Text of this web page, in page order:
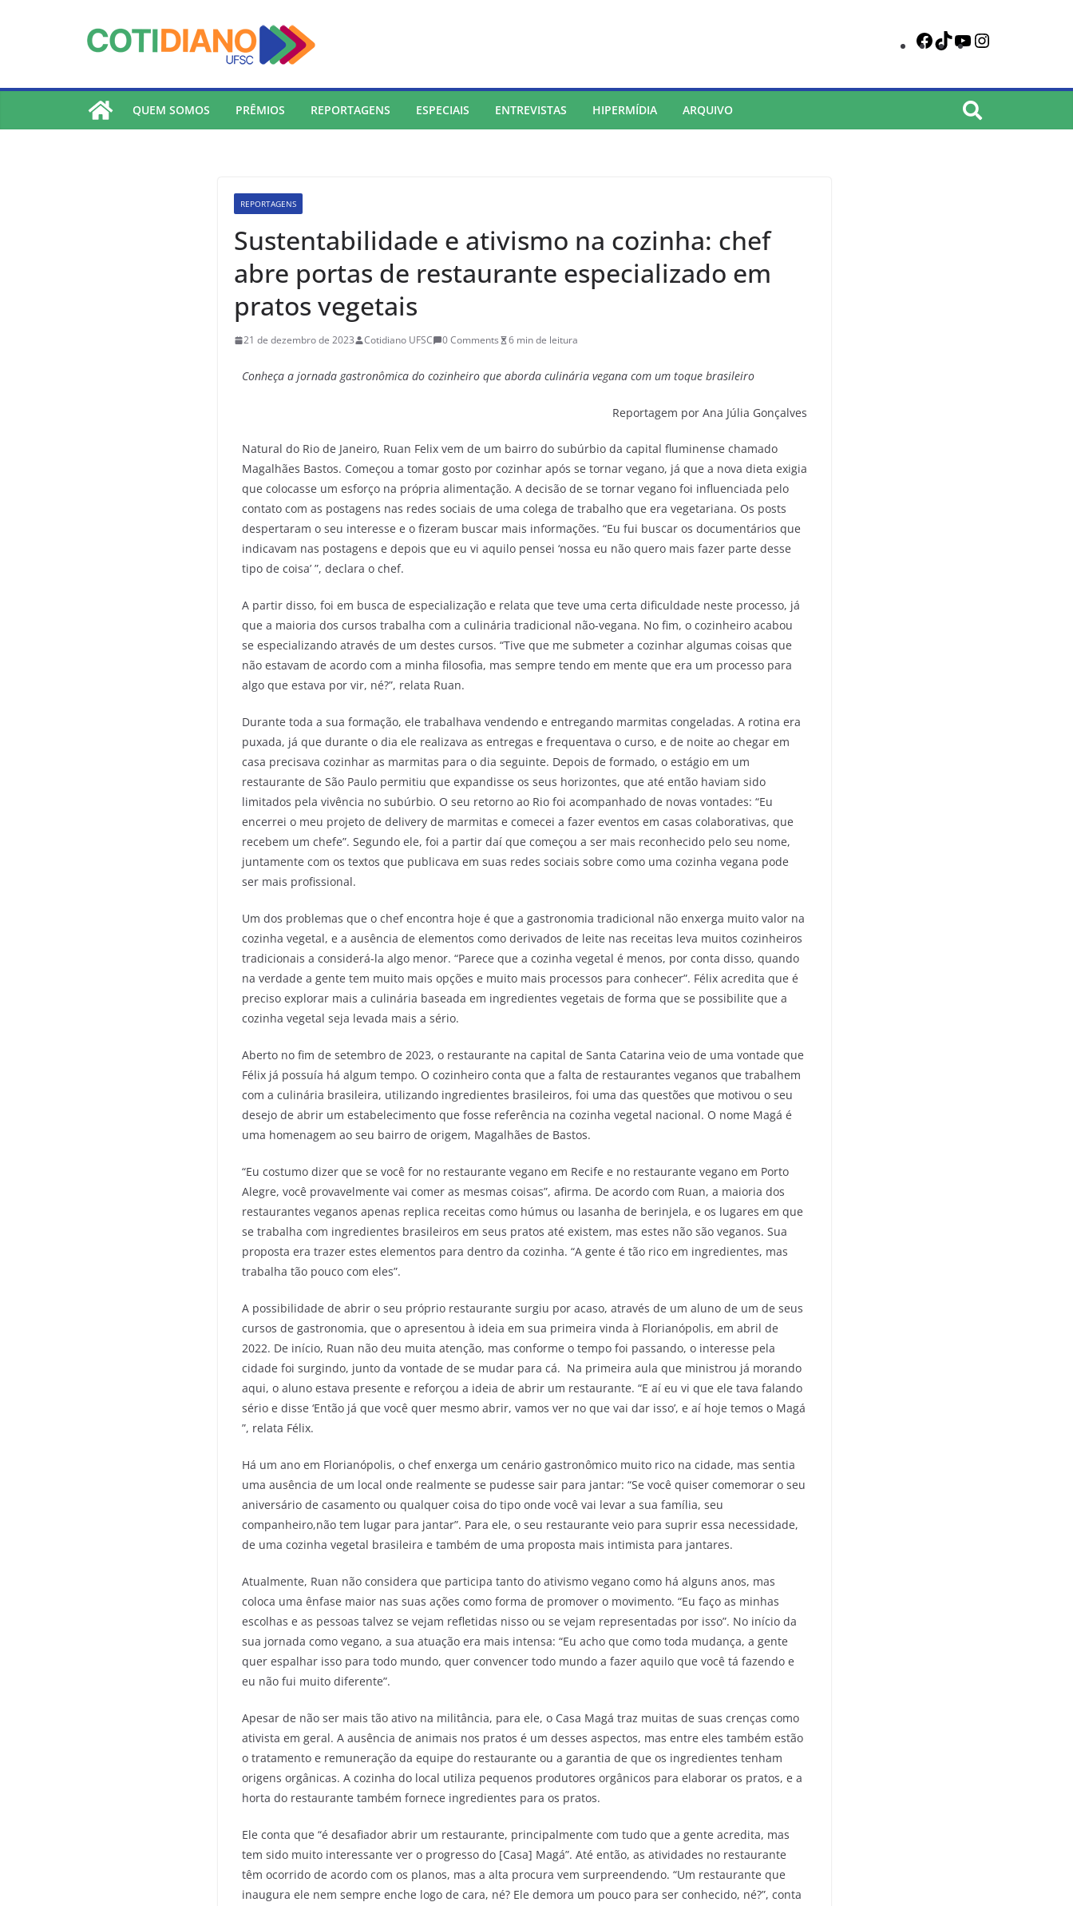
QUEM SOMOS PRÊMIOS REPORTAGENS ESPECIAIS ENTREVISTAS HIPERMÍDIA ARQUIVO
REPORTAGENS
Sustentabilidade e ativismo na cozinha: chef
abre portas de restaurante especializado em
pratos vegetais
21 de dezembro de 2023 Cotidiano UFSC 0 Comments 6 min de leitura
Conheça a jornada gastronômica do cozinheiro que aborda culinária vegana com um toque brasileiro
Reportagem por Ana Júlia Gonçalves
Natural do Rio de Janeiro, Ruan Felix vem de um bairro do subúrbio da capital fluminense chamado
Magalhães Bastos. Começou a tomar gosto por cozinhar após se tornar vegano, já que a nova dieta exigia
que colocasse um esforço na própria alimentação. A decisão de se tornar vegano foi influenciada pelo
contato com as postagens nas redes sociais de uma colega de trabalho que era vegetariana. Os posts
despertaram o seu interesse e o fizeram buscar mais informações. “Eu fui buscar os documentários que
indicavam nas postagens e depois que eu vi aquilo pensei ‘nossa eu não quero mais fazer parte desse
tipo de coisa’ ”, declara o chef.
A partir disso, foi em busca de especialização e relata que teve uma certa dificuldade neste processo, já
que a maioria dos cursos trabalha com a culinária tradicional não-vegana. No fim, o cozinheiro acabou
se especializando através de um destes cursos. “Tive que me submeter a cozinhar algumas coisas que
não estavam de acordo com a minha filosofia, mas sempre tendo em mente que era um processo para
algo que estava por vir, né?”, relata Ruan.
Durante toda a sua formação, ele trabalhava vendendo e entregando marmitas congeladas. A rotina era
puxada, já que durante o dia ele realizava as entregas e frequentava o curso, e de noite ao chegar em
casa precisava cozinhar as marmitas para o dia seguinte. Depois de formado, o estágio em um
restaurante de São Paulo permitiu que expandisse os seus horizontes, que até então haviam sido
limitados pela vivência no subúrbio. O seu retorno ao Rio foi acompanhado de novas vontades: “Eu
encerrei o meu projeto de delivery de marmitas e comecei a fazer eventos em casas colaborativas, que
recebem um chefe”. Segundo ele, foi a partir daí que começou a ser mais reconhecido pelo seu nome,
juntamente com os textos que publicava em suas redes sociais sobre como uma cozinha vegana pode
ser mais profissional.
Um dos problemas que o chef encontra hoje é que a gastronomia tradicional não enxerga muito valor na
cozinha vegetal, e a ausência de elementos como derivados de leite nas receitas leva muitos cozinheiros
tradicionais a considerá-la algo menor. “Parece que a cozinha vegetal é menos, por conta disso, quando
na verdade a gente tem muito mais opções e muito mais processos para conhecer”. Félix acredita que é
preciso explorar mais a culinária baseada em ingredientes vegetais de forma que se possibilite que a
cozinha vegetal seja levada mais a sério.
Aberto no fim de setembro de 2023, o restaurante na capital de Santa Catarina veio de uma vontade que
Félix já possuía há algum tempo. O cozinheiro conta que a falta de restaurantes veganos que trabalhem
com a culinária brasileira, utilizando ingredientes brasileiros, foi uma das questões que motivou o seu
desejo de abrir um estabelecimento que fosse referência na cozinha vegetal nacional. O nome Magá é
uma homenagem ao seu bairro de origem, Magalhães de Bastos.
“Eu costumo dizer que se você for no restaurante vegano em Recife e no restaurante vegano em Porto
Alegre, você provavelmente vai comer as mesmas coisas”, afirma. De acordo com Ruan, a maioria dos
restaurantes veganos apenas replica receitas como húmus ou lasanha de berinjela, e os lugares em que
se trabalha com ingredientes brasileiros em seus pratos até existem, mas estes não são veganos. Sua
proposta era trazer estes elementos para dentro da cozinha. “A gente é tão rico em ingredientes, mas
trabalha tão pouco com eles”.
A possibilidade de abrir o seu próprio restaurante surgiu por acaso, através de um aluno de um de seus
cursos de gastronomia, que o apresentou à ideia em sua primeira vinda à Florianópolis, em abril de
2022. De início, Ruan não deu muita atenção, mas conforme o tempo foi passando, o interesse pela
cidade foi surgindo, junto da vontade de se mudar para cá. Na primeira aula que ministrou já morando
aqui, o aluno estava presente e reforçou a ideia de abrir um restaurante. “E aí eu vi que ele tava falando
sério e disse ‘Então já que você quer mesmo abrir, vamos ver no que vai dar isso’, e aí hoje temos o Magá
”, relata Félix.
Há um ano em Florianópolis, o chef enxerga um cenário gastronômico muito rico na cidade, mas sentia
uma ausência de um local onde realmente se pudesse sair para jantar: “Se você quiser comemorar o seu
aniversário de casamento ou qualquer coisa do tipo onde você vai levar a sua família, seu
companheiro,não tem lugar para jantar”. Para ele, o seu restaurante veio para suprir essa necessidade,
de uma cozinha vegetal brasileira e também de uma proposta mais intimista para jantares.
Atualmente, Ruan não considera que participa tanto do ativismo vegano como há alguns anos, mas
coloca uma ênfase maior nas suas ações como forma de promover o movimento. “Eu faço as minhas
escolhas e as pessoas talvez se vejam refletidas nisso ou se vejam representadas por isso”. No início da
sua jornada como vegano, a sua atuação era mais intensa: “Eu acho que como toda mudança, a gente
quer espalhar isso para todo mundo, quer convencer todo mundo a fazer aquilo que você tá fazendo e
eu não fui muito diferente”.
Apesar de não ser mais tão ativo na militância, para ele, o Casa Magá traz muitas de suas crenças como
ativista em geral. A ausência de animais nos pratos é um desses aspectos, mas entre eles também estão
o tratamento e remuneração da equipe do restaurante ou a garantia de que os ingredientes tenham
origens orgânicas. A cozinha do local utiliza pequenos produtores orgânicos para elaborar os pratos, e a
horta do restaurante também fornece ingredientes para os pratos.
Ele conta que “é desafiador abrir um restaurante, principalmente com tudo que a gente acredita, mas
tem sido muito interessante ver o progresso do [Casa] Magá”. Até então, as atividades no restaurante
têm ocorrido de acordo com os planos, mas a alta procura vem surpreendendo. “Um restaurante que
inaugura ele nem sempre enche logo de cara, né? Ele demora um pouco para ser conhecido, né?”, conta